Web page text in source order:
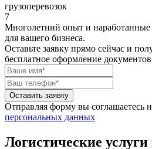
грузоперевозок
7
Многолетний опыт и наработанные
для вашего бизнеса.
Оставьте заявку прямо сейчас и
бесплатное оформление
Оставить заявку
Отправляя форму вы соглашаетесь
персональных данных
Логистические услуги